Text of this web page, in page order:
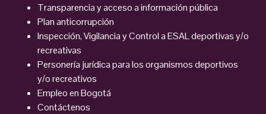
Transparencia y acceso a información pública
Plan anticorrupción
Inspección, Vigilancia y Control a ESAL deportivas y/o
recreativas
Personería jurídica para los organismos deportivos
y/o recreativos
Empleo en Bogotá
Contáctenos